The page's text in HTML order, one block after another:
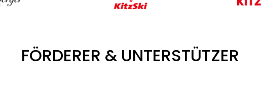
FÖRDERER & UNTERSTÜTZER